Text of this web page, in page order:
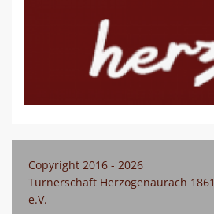
Copyright 2016 - 2026
Turnerschaft Herzogenaurach 1861
e.V.